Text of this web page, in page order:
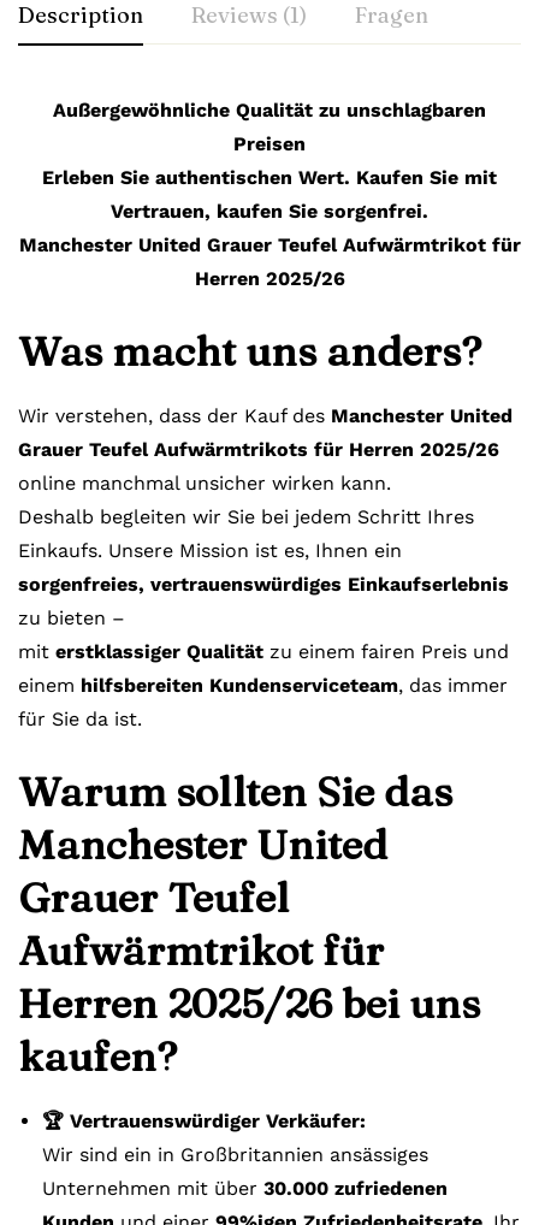
Description Reviews (1) Fragen
Außergewöhnliche Qualität zu unschlagbaren
Preisen
Erleben Sie authentischen Wert. Kaufen Sie mit
Vertrauen, kaufen Sie sorgenfrei.
Manchester United Grauer Teufel Aufwärmtrikot für
Herren 2025/26
Was macht uns anders?
Wir verstehen, dass der Kauf des Manchester United
Grauer Teufel Aufwärmtrikots für Herren 2025/26
online manchmal unsicher wirken kann.
Deshalb begleiten wir Sie bei jedem Schritt Ihres
Einkaufs. Unsere Mission ist es, Ihnen ein
sorgenfreies, vertrauenswürdiges Einkaufserlebnis
zu bieten –
mit erstklassiger Qualität zu einem fairen Preis und
einem hilfsbereiten Kundenserviceteam, das immer
für Sie da ist.
Warum sollten Sie das
Manchester United
Grauer Teufel
Aufwärmtrikot für
Herren 2025/26 bei uns
kaufen?
🏆 Vertrauenswürdiger Verkäufer:
Wir sind ein in Großbritannien ansässiges
Unternehmen mit über 30.000 zufriedenen